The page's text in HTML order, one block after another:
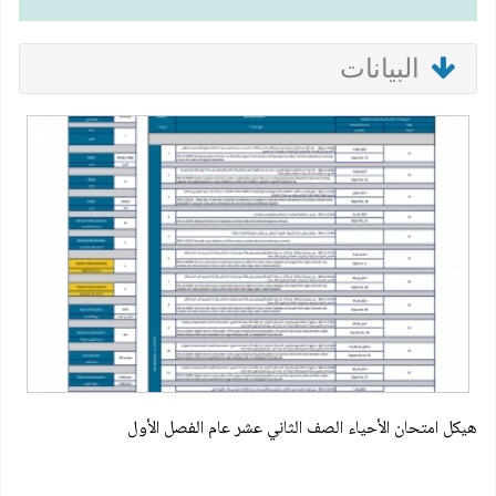
البيانات
هيكل امتحان الأحياء الصف الثاني عشر عام الفصل الأول